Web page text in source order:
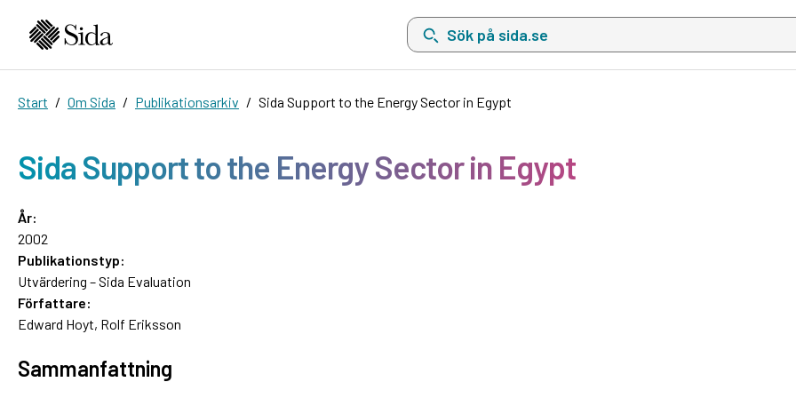
Sök på sida.se, sökförslag kommer att visas i en lista under
Start Om Sida Publikationsarkiv Sida Support to the Energy Sector in Egypt
Sida Support to the Energy Sector in Egypt
År:
2002
Publikationstyp:
Utvärdering – Sida Evaluation
Författare:
Edward Hoyt, Rolf Eriksson
Sammanfattning